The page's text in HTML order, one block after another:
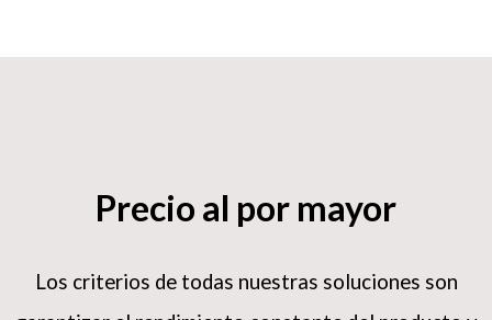
Precio al por mayor
Los criterios de todas nuestras soluciones son